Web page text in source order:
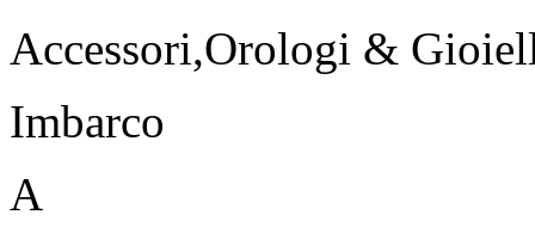
Accessori,Orologi &
Imbarco
A